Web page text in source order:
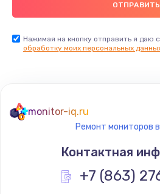
Замена
Ремонт разъема
745 руб.
Заказать
Замена
Нажимая на кнопку отправить я даю
обработку моих персональных
monitor-iq.ru
Ремонт мониторов
Контактная
+7 (863)